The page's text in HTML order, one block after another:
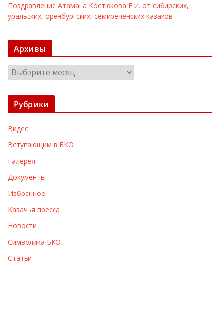
Поздравление Атамана Костюкова Е.И. от сибирских,
уральских, оренбургских, семиреченских казаков
Архивы
р
х
ы
Рубрики
Видео
Вступающим в БКО
Галерея
Документы
Избранное
Казачья пресса
Новости
Символика БКО
Статьи